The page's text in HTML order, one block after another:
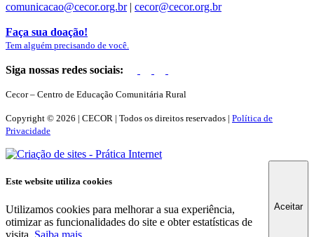
comunicacao@cecor.org.br| cecor@cecor.org.br
Faça sua doação!
Tem alguém precisando de você.
Siga nossas redes sociais:
Cecor – Centro de Educação Comunitária Rural
Copyright © 2026 | CECOR | Todos os direitos reservados | Política de
Privacidade
Este website utiliza cookies
Utilizamos cookies para melhorar a sua experiência,
otimizar as funcionalidades do site e obter estatísticas de
visita. Saiba mais
Aceitar